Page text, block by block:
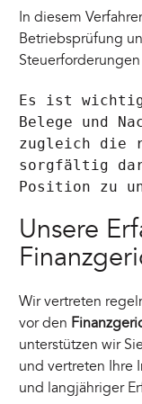
In diesem
Betriebsprüfung
Es ist
Belege und
zugleich die
sorgfältig
Position zu
Unsere
Wir vertreten
vor den
unterstützen wir
und vertreten Ihre
und langjähriger